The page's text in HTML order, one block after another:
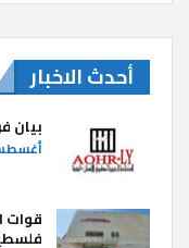
أحدث الاخبار
بيان
أغسطس 4,